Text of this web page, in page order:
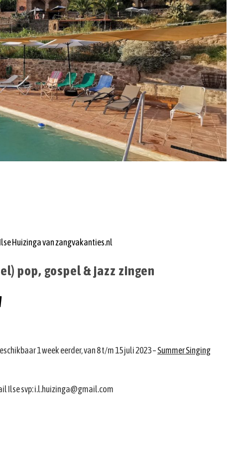
Huizinga van zangvakanties.nl
pop, gospel & jazz zingen
1 week eerder, van 8 t/m 15 juli 2023 –Summer Singing
Ilse svp: i.l.huizinga@gmail.com